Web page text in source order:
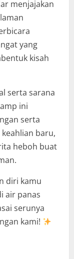
menjajakan
yang
kisah
serta sarana
ini
serta
baru,
heboh buat
diri kamu
air panas
serunya
kami!